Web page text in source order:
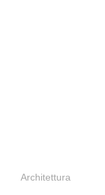
Architettura